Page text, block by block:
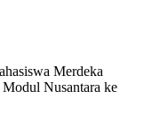
Merdeka
Nusantara ke